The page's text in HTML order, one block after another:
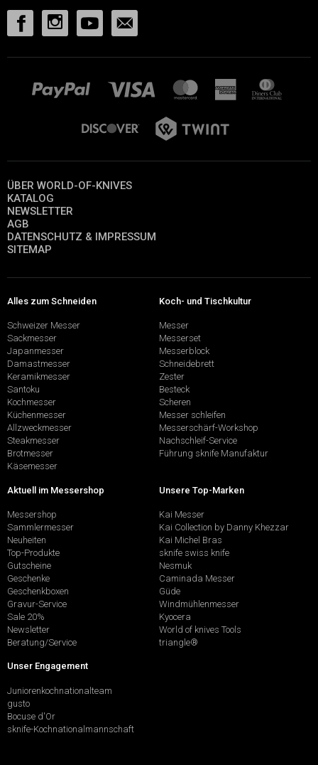
ÜBER WORLD-OF-KNIVES
KATALOG
NEWSLETTER
AGB
DATENSCHUTZ & IMPRESSUM
SITEMAP
Alles zum Schneiden
Schweizer Messer
Sackmesser
Japanmesser
Damastmesser
Keramikmesser
Santoku
Kochmesser
Küchenmesser
Allzweckmesser
Steakmesser
Brotmesser
Käsemesser
Koch- und Tischkultur
Messer
Messerset
Messerblock
Schneidebrett
Zester
Besteck
Scheren
Messer schleifen
Messerschärf-Workshop
Nachschleif-Service
Führung sknife Manufaktur
Aktuell im Messershop
Messershop
Sammlermesser
Neuheiten
Top-Produkte
Gutscheine
Geschenke
Geschenkboxen
Gravur-Service
Sale 20%
Newsletter
Beratung/Service
Unsere Top-Marken
Kai Messer
Kai Collection by Danny Khezzar
Kai Michel Bras
sknife swiss knife
Nesmuk
Caminada Messer
Güde
Windmühlenmesser
Kyocera
World of knives Tools
triangle®
Unser Engagement
Juniorenkochnationalteam
gusto
Bocuse d'Or
sknife-Kochnationalmannschaft